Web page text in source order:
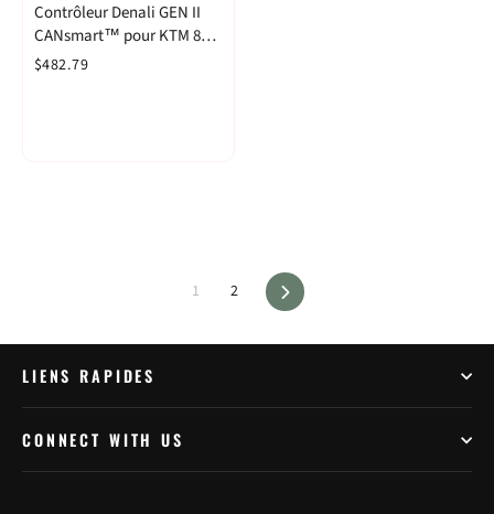
Contrôleur Denali GEN II
CANsmart™ pour KTM 890
'21- et 1290 Adventure '21-
$482.79
1 2 Suivant
LIENS RAPIDES
CONNECT WITH US